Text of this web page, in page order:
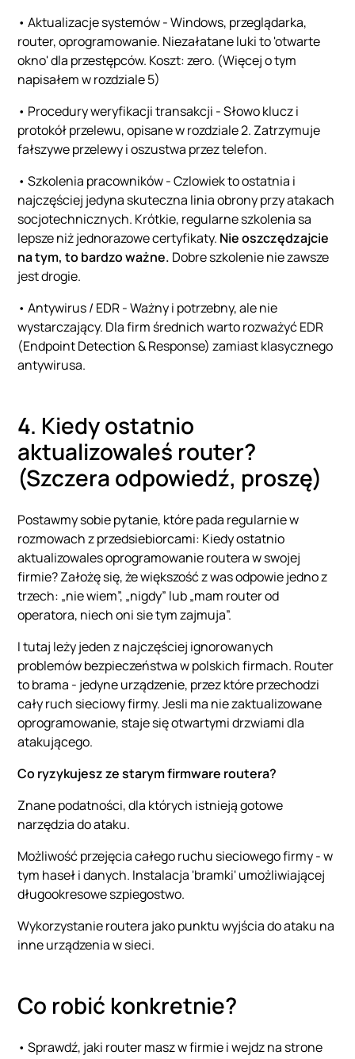
• Aktualizacje systemów - Windows, przeglądarka,
router, oprogramowanie. Niezałatane luki to 'otwarte
okno' dla przestępców. Koszt: zero. (Więcej o tym
napisałem w rozdziale 5)
• Procedury weryfikacji transakcji - Słowo klucz i
protokół przelewu, opisane w rozdziale 2. Zatrzymuje
fałszywe przelewy i oszustwa przez telefon.
• Szkolenia pracowników - Czlowiek to ostatnia i
najczęściej jedyna skuteczna linia obrony przy atakach
socjotechnicznych. Krótkie, regularne szkolenia sa
lepsze niż jednorazowe certyfikaty. Nie oszczędzajcie
na tym, to bardzo ważne. Dobre szkolenie nie zawsze
jest drogie.
• Antywirus / EDR - Ważny i potrzebny, ale nie
wystarczający. Dla firm średnich warto rozważyć EDR
(Endpoint Detection & Response) zamiast klasycznego
antywirusa.
4. Kiedy ostatnio
aktualizowaleś router?
(Szczera odpowiedź, proszę)
Postawmy sobie pytanie, które pada regularnie w
rozmowach z przedsiebiorcami: Kiedy ostatnio
aktualizowales oprogramowanie routera w swojej
firmie? Założę się, że większość z was odpowie jedno z
trzech: „nie wiem”, „nigdy” lub „mam router od
operatora, niech oni sie tym zajmuja”.
I tutaj leży jeden z najczęściej ignorowanych
problemów bezpieczeństwa w polskich firmach. Router
to brama - jedyne urządzenie, przez które przechodzi
cały ruch sieciowy firmy. Jesli ma nie zaktualizowane
oprogramowanie, staje się otwartymi drzwiami dla
atakującego.
Co ryzykujesz ze starym firmware routera?
Znane podatności, dla których istnieją gotowe
narzędzia do ataku.
Możliwość przejęcia całego ruchu sieciowego firmy - w
tym haseł i danych. Instalacja 'bramki' umożliwiającej
długookresowe szpiegostwo.
Wykorzystanie routera jako punktu wyjścia do ataku na
inne urządzenia w sieci.
Co robić konkretnie?
• Sprawdź, jaki router masz w firmie i wejdz na strone